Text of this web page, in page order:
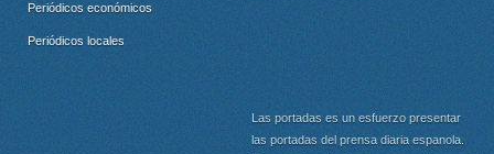
Periódicos económicos
Periódicos locales
Las portadas es un esfuerzo presentar
las portadas del prensa diaria espanola.